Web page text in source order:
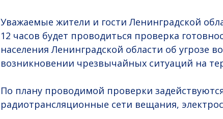
Уважаемые жители и гости Ленинградской
12 часов будет проводиться проверка
населения Ленинградской области об угрозе
возникновении чрезвычайных ситуаций на
По плану проводимой проверки
радиотрансляционные сети вещания,